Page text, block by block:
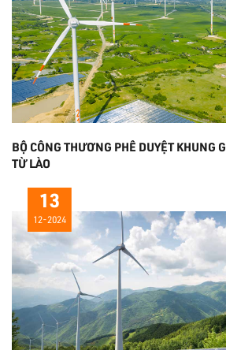
BỘ CÔNG THƯƠNG PHÊ DUYỆT KHUNG
TỪ LÀO
13
12-2024